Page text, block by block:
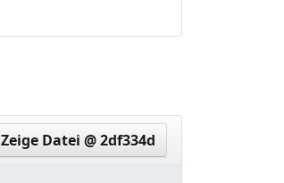
Zeige Datei @ 2df334d